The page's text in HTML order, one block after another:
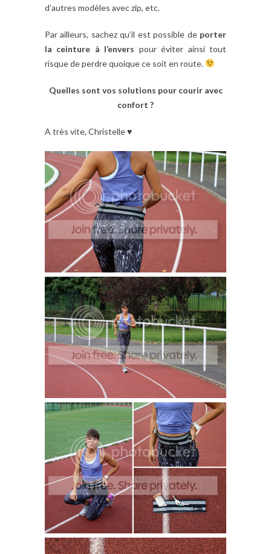
d’autres modèles avec zip, etc.
Par ailleurs, sachez qu’il est possible de porter
la ceinture à l’envers pour éviter ainsi tout
risque de perdre quoique ce soit en route.
Quelles sont vos solutions pour courir avec
confort ?
A très vite, Christelle ♥